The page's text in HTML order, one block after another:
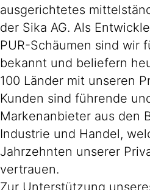
ausgerichtetes
der Sika AG. Als
PUR-Schäumen sind wir
bekannt und beliefern
100 Länder mit unseren
Kunden sind führende
Markenanbieter aus den
Industrie und Handel,
Jahrzehnten unserer
vertrauen.
Zur Unterstützung